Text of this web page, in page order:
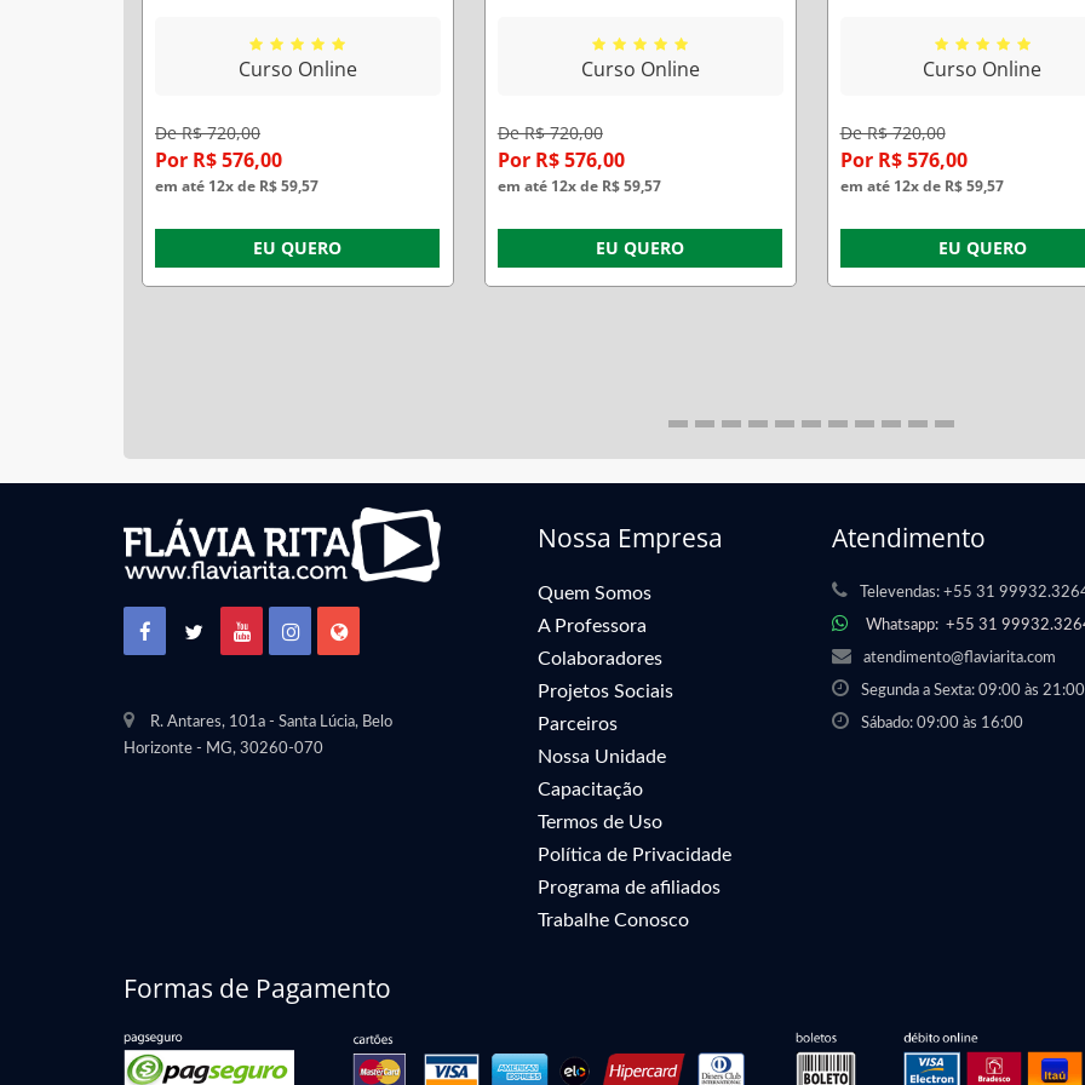
(MPES)/ OFICINA DE REDAÇÃO/
PROFESSORA FLÁVIA RITA
Curso Online
De R$ 720,00
Por R$ 576,00
em até 12x de R$ 59,57
EU QUERO
PROFESSORA FLÁVIA RITA
Curso Online
De R$ 720,00
Por R$ 576,00
em até 12x de R$ 59,57
EU QUERO
OFICINA DE REDAÇÃO/
PROFESSORA FLÁVIA
Curso Online
De R$ 720,00
Por R$ 576,00
em até 12x de R$ 59,57
EU QUERO
R. Antares, 101a - Santa Lúcia, Belo
Horizonte - MG, 30260-070
Nossa Empresa
Quem Somos
A Professora
Colaboradores
Projetos Sociais
Parceiros
Nossa Unidade
Capacitação
Termos de Uso
Política de Privacidade
Programa de afiliados
Trabalhe Conosco
Atendimento
Televendas: +55 31
Whatsapp: +55 31
atendimento@flaviarita.com
Segunda a Sexta: 09:00 às 21:00
Sábado: 09:00 às 16:00
Formas de Pagamento